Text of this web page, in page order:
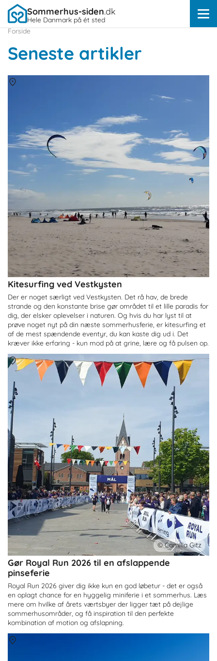
Sommerhus-siden.dk
Hele Danmark på ét sted
Forside
Seneste artikler
Kitesurfing ved Vestkysten
Der er noget særligt ved Vestkysten. Det rå hav, de brede
strande og den konstante brise gør området til et lille paradis for
dig, der elsker oplevelser i naturen. Og hvis du har lyst til at
prøve noget nyt på din næste sommerhusferie, er kitesurfing et
af de mest spændende eventyr, du kan kaste dig ud i. Det
kræver ikke erfaring - kun mod på at grine, lære og få pulsen op.
Gør Royal Run 2026 til en afslappende
pinseferie
Royal Run 2026 giver dig ikke kun en god løbetur - det er også
en oplagt chance for en hyggelig miniferie i et sommerhus. Læs
mere om hvilke af årets værtsbyer der ligger tæt på dejlige
sommerhusområder, og få inspiration til den perfekte
kombination af motion og afslapning.
© Camilla Gitz
OmDanmark